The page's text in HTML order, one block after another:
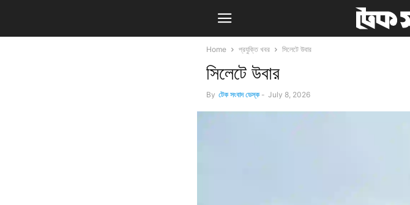
Home প্রযুক্তি খবর সিলেটে উবার
সিলেটে উবার
By টেক সংবাদ ডেস্ক - July 8, 2026